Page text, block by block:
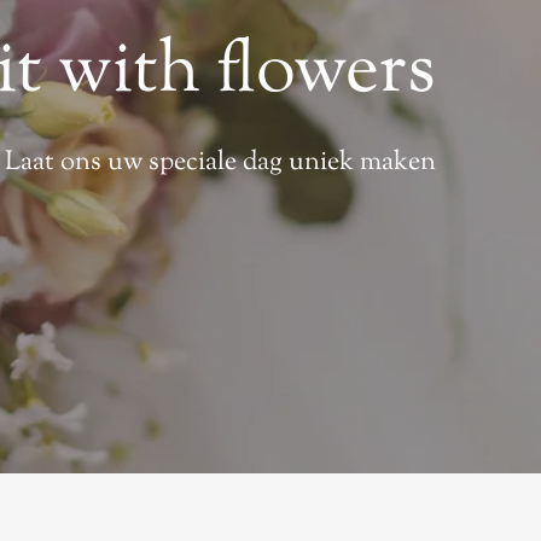
with flowers
Laat ons uw speciale dag uniek maken